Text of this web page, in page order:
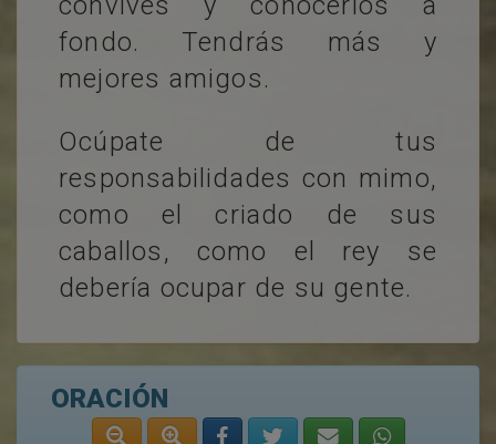
fondo. Tendrás más y
mejores amigos.
Ocúpate de tus
responsabilidades con mimo,
como el criado de sus
caballos, como el rey se
debería ocupar de su gente.
ORACIÓN